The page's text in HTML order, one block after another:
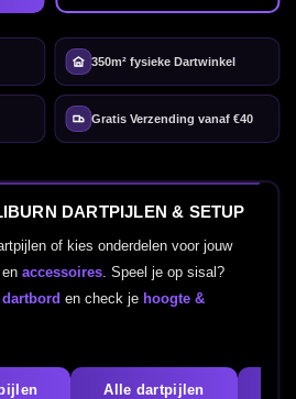
350m² fysieke Dartwinkel
Gratis Verzending vanaf €40
DARTPIJLEN & SETUP
of kies onderdelen voor jouw
enaccessoires. Speel je op sisal?
dartbord en check je hoogte &
Alle dartpijlen